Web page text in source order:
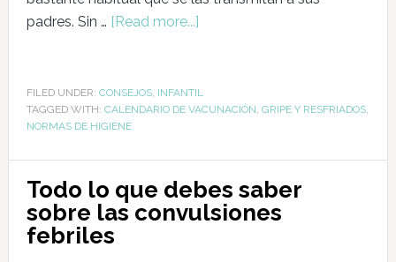
padres. Sin … [Read more...]
FILED UNDER: CONSEJOS, INFANTIL
TAGGED WITH: CALENDARIO DE VACUNACIÓN GRIPE Y RESFRIADOS,
NORMAS DE HIGIENE
Todo lo que debes saber
sobre las convulsiones
febriles